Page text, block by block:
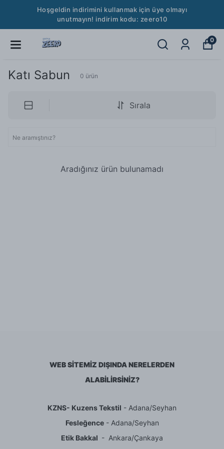
Hoşgeldin indirimini kullanmak için üye olmayı
unutmayın! indirim kodu: zeero10
0
Katı Sabun 0 ürün
Sırala
Aradığınız ürün bulunamadı
WEB SİTEMİZ DIŞINDA NERELERDEN
ALABİLİRSİNİZ?
KZNS- Kuzens Tekstil - Adana/Seyhan
Fesleğence- Adana/Seyhan
Etik Bakkal - Ankara/Çankaya